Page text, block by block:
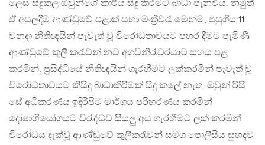
ලෙස සිදුකල ඔවුන්ගේ කාර්ය සිදු කිරීමට බාධා පැනවීය. නමුත්
ඒ අසලදීම ආණ්ඩුවේ පළාත් සභා මංත්‍රීවරැ මෙන්ම, පසුගිය 11
වනදා නීතිඥයින් පැවැත් වූ විරෝධතාවයට පහර දීමට පැමිණී
ආණ්ඩුවේ කුලී කරැවන් නව අගවිනිරැවරයාට සහය පළ
කරමින්, ප්‍රසිද්ධියේ නීතිඥයින් ගැරහීමට ලක්කරමින් පැවැත් වූ
විරෝධතාවයට කිසිදු බාධාකිරීමක් සිදු කලේ නැත. ඔවුන් රිසි
සේ අධිකරණය ඉදිරිපිට මාර්ගය පරිහරණය කරමින්
දෝෂාභියෝගයට විරැද්ධව සියලු අය ගැරහීමට ලක් කරමින්
විරෝධය දැක්වූ ආණ්ඩුවේ කුලීකරැවන් සමග පොලීසිය සුහදව